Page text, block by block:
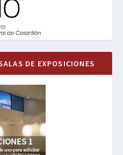
DE EXPOSICIONES